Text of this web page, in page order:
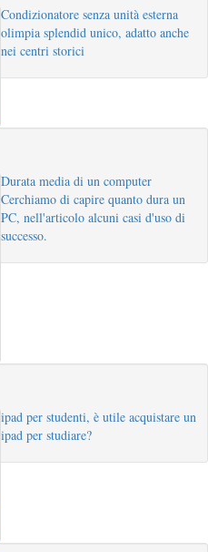
Condizionatore senza unità esterna
olimpia splendid unico, adatto anche
nei centri storici
Durata media di un computer
Cerchiamo di capire quanto dura un
PC, nell'articolo alcuni casi d'uso di
successo.
ipad per studenti, è utile acquistare un
ipad per studiare?